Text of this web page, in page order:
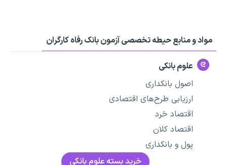
مواد و منابع حیطه تخصصی آزمون بانک رفاه کارگران
علوم بانکی
اصول بانکداری
ارزیابی طرح‌های اقتصادی
اقتصاد خرد
اقتصاد کلان
پول و بانکداری
خرید بسته علوم بانکی